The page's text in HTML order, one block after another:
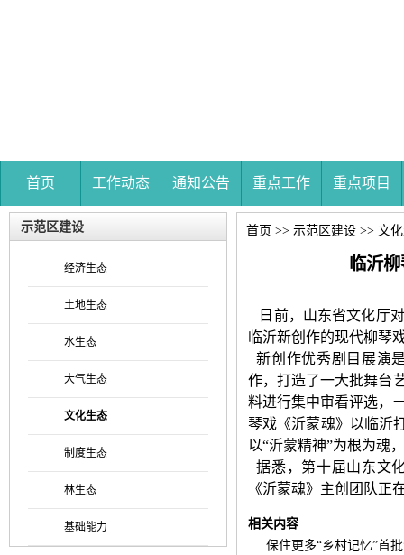
首页 工作动态 通知公告 重点工作 重点项目
示范区建设
经济生态
土地生态
水生态
大气生态
文化生态
制度生态
林生态
基础能力
首页 >> 示范区建设 >> 文
临沂
日前，山东省文化厅
临沂新创作的现代柳琴
新创作优秀剧目展演
作，打造了一大批舞台
料进行集中审看评选，
琴戏《沂蒙魂》以临沂
以“沂蒙精神”为根为魂
据悉，第十届山东文
《沂蒙魂》主创团队正
相关内容
保住更多“乡村记忆”首